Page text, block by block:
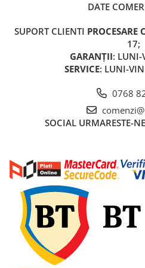
Incarcatoare 48V
Piese Trotinete Electrice
PIESE UNIVERSALE
Camera Trotineta Electrica
Incarcator Trotineta Electrica
Controller Trotineta Electrica
Acceleratie Trotineta Electrica
Display/Ecran Trotineta Electrica
Motor Trotineta Electrica
Kit Frână Hidraulică
DATE
SUPORT CLIENTI PROCESARE
17;
GARANȚII: LUNI-
SERVICE: LUNI-
0768
SOCIAL URMARESTE-